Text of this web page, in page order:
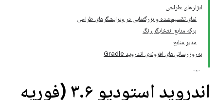
ابزارهای طراحی
نمای تقسیم‌شده و بزرگنمایی در ویرایشگرهای طراحی
برگه منابع انتخابگر رنگ
مدیر منابع
به‌روزرسانی‌های افزونه‌ی اندروید Gradle
اندروید استودیو ۳ . ۶ (فوریه